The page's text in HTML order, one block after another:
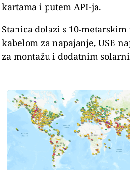
kartama i putem API-ja.
Stanica dolazi s 10-
kabelom za napajanje, USB
za montažu i dodatnim